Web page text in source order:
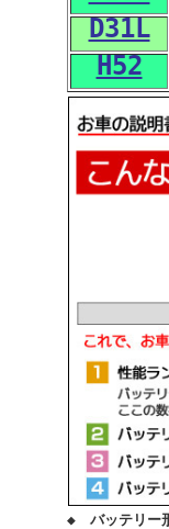
D31L
H52
◆ バッテリー